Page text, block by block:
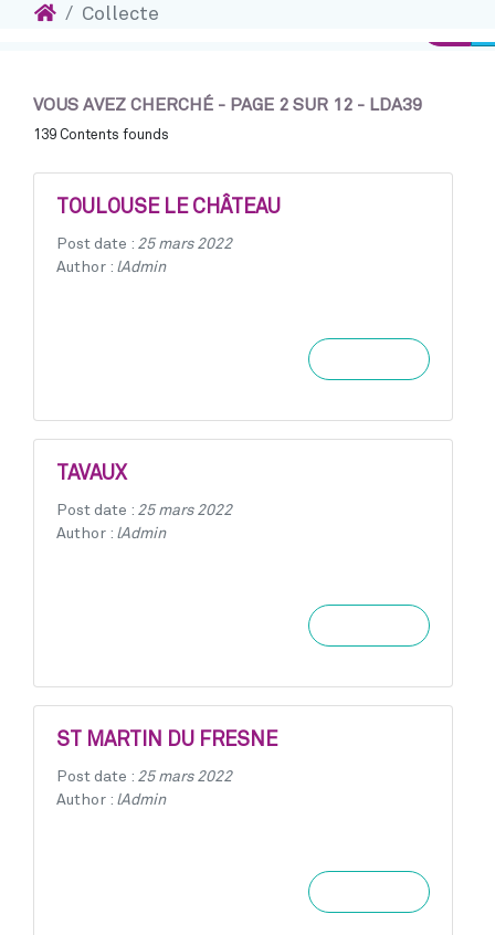
AccueilCollecte
VOUS AVEZ CHERCHÉ - PAGE 2 SUR 12 - LDA39
139 Contents founds
TOULOUSE LE CHÂTEAU
Post date : 25 mars 2022
Author : lAdmin
TAVAUX
Post date : 25 mars 2022
Author : lAdmin
ST MARTIN DU FRESNE
Post date : 25 mars 2022
Author : lAdmin